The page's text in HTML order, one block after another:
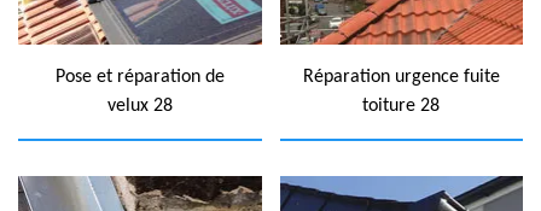
Pose et réparation de
velux 28
Réparation urgence fuite
toiture 28